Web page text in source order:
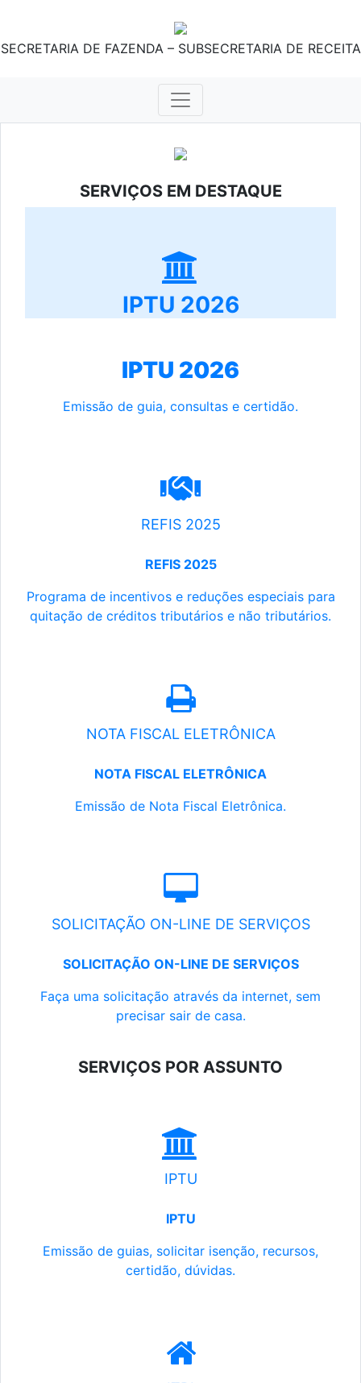
SECRETARIA DE FAZENDA – SUBSECRETARIA DE RECEITA
SERVIÇOS EM DESTAQUE
IPTU 2026
IPTU 2026
Emissão de guia, consultas e certidão.
REFIS 2025
REFIS 2025
Programa de incentivos e reduções especiais para
quitação de créditos tributários e não tributários.
NOTA FISCAL ELETRÔNICA
NOTA FISCAL ELETRÔNICA
Emissão de Nota Fiscal Eletrônica.
SOLICITAÇÃO ON-LINE DE SERVIÇOS
SOLICITAÇÃO ON-LINE DE SERVIÇOS
Faça uma solicitação através da internet, sem
precisar sair de casa.
SERVIÇOS POR ASSUNTO
IPTU
IPTU
Emissão de guias, solicitar isenção, recursos,
certidão, dúvidas.